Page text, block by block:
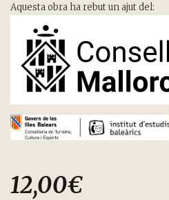
Aquesta obra ha rebut un ajut del:
12,00€